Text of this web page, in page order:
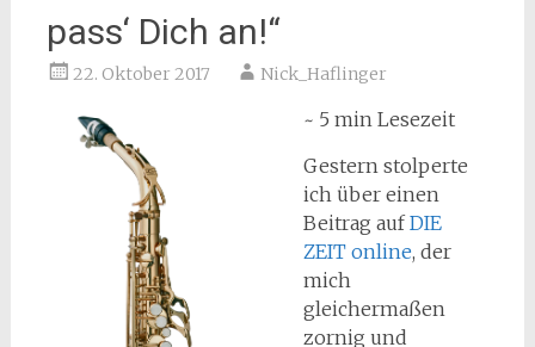
pass‘ Dich an!“
22. Oktober 2017 Nick_Haflinger
~ 5 min Lesezeit
Gestern stolperte
ich über einen
Beitrag aufDIE
ZEIT online, der
mich
gleichermaßen
zornig und